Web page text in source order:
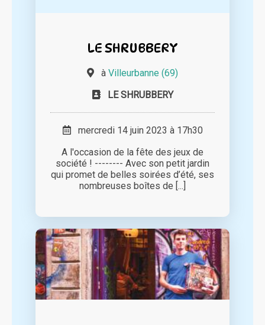
LE SHRUBBERY
à Villeurbanne (69)
LE SHRUBBERY
mercredi 14 juin 2023 à 17h30
A l'occasion de la fête des jeux de
société ! -------- Avec son petit jardin
qui promet de belles soirées d’été, ses
nombreuses boîtes de [...]